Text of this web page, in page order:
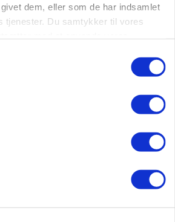
dem, eller som de har indsamlet
tjenester. Du samtykker til vores